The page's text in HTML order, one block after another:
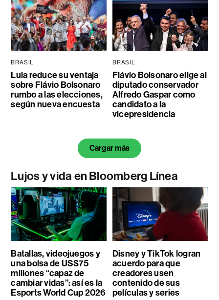
BRASIL
Lula reduce su ventaja
sobre Flávio Bolsonaro
rumbo a las elecciones,
según nueva encuesta
BRASIL
Flávio Bolsonaro elige al
diputado conservador
Alfredo Gaspar como
candidato a la
vicepresidencia
Cargar más
Lujos y vida en Bloomberg Línea
Batallas, videojuegos y
una bolsa de US$75
millones “capaz de
cambiar vidas”: así es la
Esports World Cup 2026
Disney y TikTok logran
acuerdo para que
creadores usen
contenido de sus
películas y series